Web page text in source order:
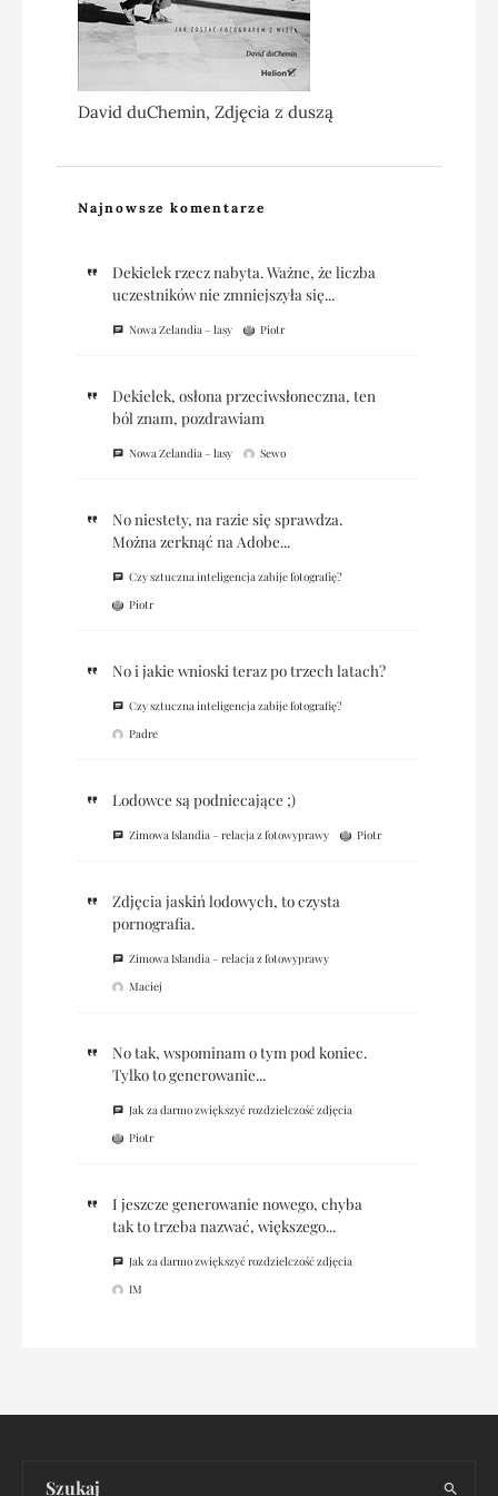
David duChemin, Zdjęcia z duszą
Najnowsze komentarze
Dekielek rzecz nabyta. Ważne, że liczba
uczestników nie zmniejszyła się...
Nowa Zelandia – lasy Piotr
Dekielek, osłona przeciwsłoneczna, ten
ból znam, pozdrawiam
Nowa Zelandia – lasy Sewo
No niestety, na razie się sprawdza.
Można zerknąć na Adobe...
Czy sztuczna inteligencja zabije fotografię?
Piotr
No i jakie wnioski teraz po trzech latach?
Czy sztuczna inteligencja zabije fotografię?
Padre
Lodowce są podniecające ;)
Zimowa Islandia – relacja z fotowyprawy Piotr
Zdjęcia jaskiń lodowych, to czysta
pornografia.
Zimowa Islandia – relacja z fotowyprawy
Maciej
No tak, wspominam o tym pod koniec.
Tylko to generowanie...
Jak za darmo zwiększyć rozdzielczość zdjęcia
Piotr
I jeszcze generowanie nowego, chyba
tak to trzeba nazwać, większego...
Jak za darmo zwiększyć rozdzielczość zdjęcia
IM